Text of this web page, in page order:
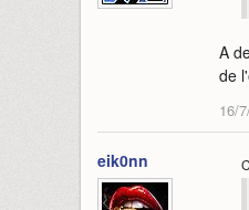
A
de
16/
eik0nn